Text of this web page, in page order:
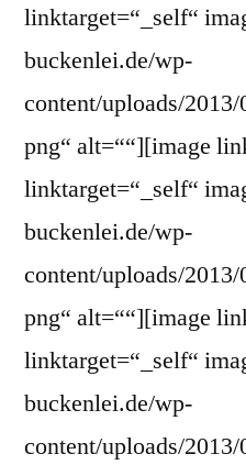
linktarget=“_self“
buckenlei.de/wp-
content/uploads/
png“ alt=““][image
linktarget=“_self“
buckenlei.de/wp-
content/uploads/
png“ alt=““][image
linktarget=“_self“
buckenlei.de/wp-
content/uploads/